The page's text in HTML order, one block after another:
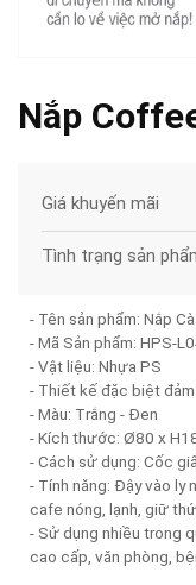
Nắp
Giá khuyến mãi
Tình trạng sản
- Tên sản phẩm: Nắp
- Mã Sản phẩm: HPS-
- Vật liệu: Nhựa PS
- Thiết kế đặc biệt
- Màu: Trắng - Đen
- Kích thước: Ø80 x
- Cách sử dụng: Cốc
- Tính năng: Đậy vào ly
cafe nóng, lạnh, giữ
- Sử dụng nhiều trong
cao cấp, văn phòng,